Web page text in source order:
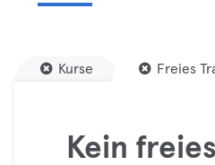
Kurse Freies
Kein